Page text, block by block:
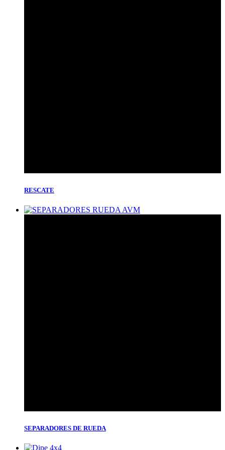
RESCATE
SEPARADORES DE RUEDA